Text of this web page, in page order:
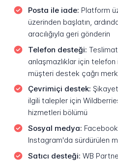
Posta ile iade: Platform
üzerinden başlatın,
aracılığıyla geri gönderin
Telefon desteği:
anlaşmazlıklar için
müşteri destek çağrı
Çevrimiçi destek:
ilgili talepler için
hizmetleri bölümü
Sosyal medya:
Instagram'da sürdürülen
Satıcı desteği: WB